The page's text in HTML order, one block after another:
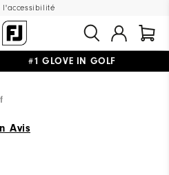
l'accessibilité
#1 GLOVE IN GOLF
Avis